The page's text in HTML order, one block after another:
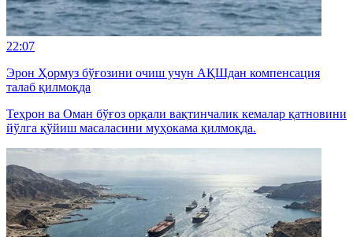
22:07
Эрон Ҳормуз бўғозини очиш учун АҚШдан компенсация
талаб қилмоқда
Теҳрон ва Оман бўғоз орқали вақтинчалик кемалар қатновини
йўлга қўйиш масаласини муҳокама қилмоқда.